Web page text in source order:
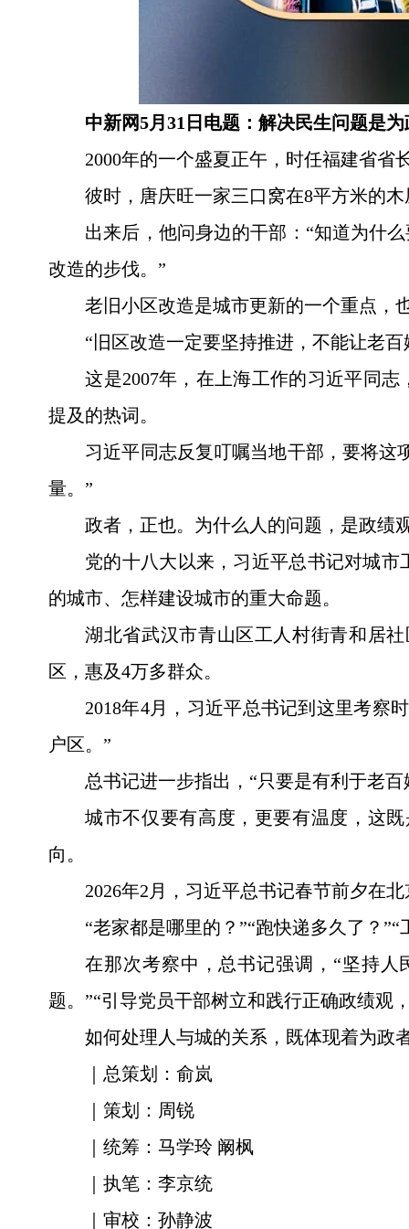
中新网5月31日电题：解决民生问题是
2000年的一个盛夏正午，时任福建省省
彼时，唐庆旺一家三口窝在8平方米的
出来后，他问身边的干部：“知道为什
改造的步伐。”
老旧小区改造是城市更新的一个重点，
“旧区改造一定要坚持推进，不能让老
这是2007年，在上海工作的习近平同
提及的热词。
习近平同志反复叮嘱当地干部，要将这
量。”
政者，正也。为什么人的问题，是政绩
党的十八大以来，习近平总书记对城
的城市、怎样建设城市的重大命题。
湖北省武汉市青山区工人村街青和居
区，惠及4万多群众。
2018年4月，习近平总书记到这里考察
户区。”
总书记进一步指出，“只要是有利于老
城市不仅要有高度，更要有温度，这
向。
2026年2月，习近平总书记春节前夕在
“老家都是哪里的？”“跑快递多久了？
在那次考察中，总书记强调，“坚持
题。”“引导党员干部树立和践行正确政绩观
如何处理人与城的关系，既体现着为政
｜总策划：俞岚
｜策划：周锐
｜统筹：马学玲 阚枫
｜执笔：李京统
｜审校：孙静波